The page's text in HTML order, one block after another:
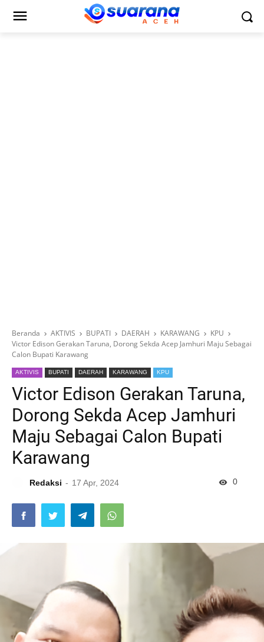
Beranda AKTIVIS BUPATI DAERAH KARAWANG
KPU
Victor Edison Gerakan Taruna, Dorong Sekda Acep Jamhuri Maju Sebagai
Calon Bupati Karawang
AKTIVIS BUPATI DAERAH KARAWANG KPU
Victor Edison Gerakan Taruna,
Dorong Sekda Acep Jamhuri
Maju Sebagai Calon Bupati
Karawang
Redaksi 17 Apr, 2024 0